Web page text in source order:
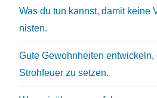
Was du tun kannst, damit keine
nisten.
Gute Gewohnheiten
Strohfeuer zu setzen.